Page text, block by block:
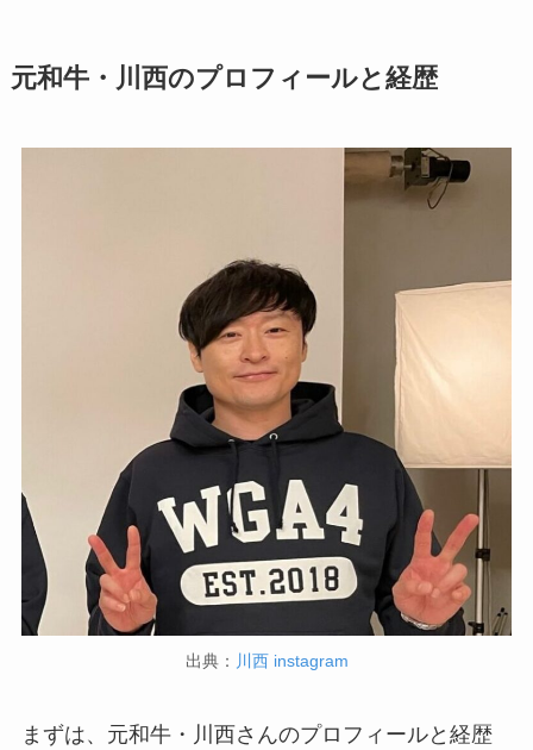
元和牛・川西のプロフィールと経歴
出典： 川西 instagram
まずは、元和牛・川西さんのプロフィールと経歴